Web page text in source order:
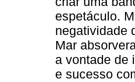
espetáculo.
negatividade
Mar
a vontade de
e sucesso